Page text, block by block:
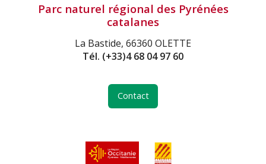
Parc naturel régional des Pyrénées
catalanes
La Bastide, 66360 OLETTE
Tél. (+33)4 68 04 97 60
Contact